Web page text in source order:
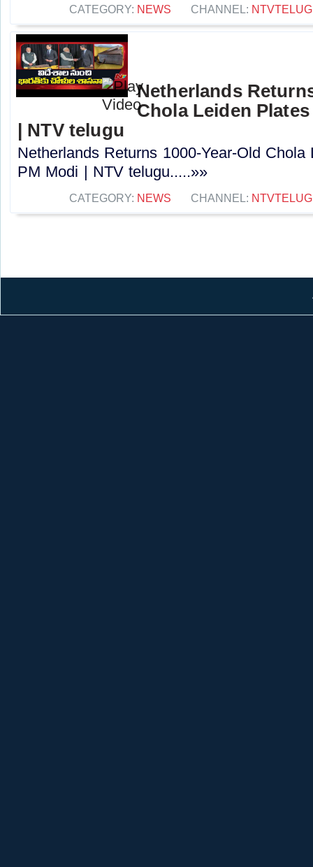
CATEGORY: NEWS CHANNEL:
Netherlands
Chola Leiden
| NTV telugu
Netherlands Returns 1000-Year-Old
PM Modi | NTV telugu.....»»
CATEGORY: NEWS CHANNEL: